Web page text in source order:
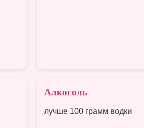
Алкоголь
лучше 100 грамм водки